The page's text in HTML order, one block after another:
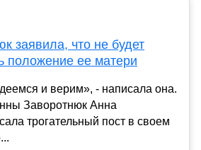
заявила, что не будет
положение ее матери
и верим», - написала она.
Заворотнюк Анна
трогательный пост в своем